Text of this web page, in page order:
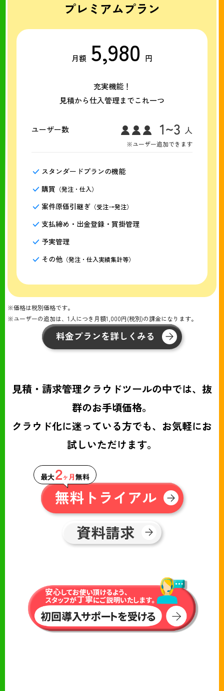
プレミアムプラン
月額 5,980 円
充実機能！
見積から仕入管理までこれ一つ
ユーザー数
※ユーザー追加できます
スタンダードプランの機能
購買 （発注・仕入）
案件原価引継ぎ （受注→発注）
支払締め・出金登録・買掛管理
予実管理
その他 （発注・仕入実績集計等）
※価格は税別価格です。
※ユーザーの追加は、1人につき月額1,000円(税別)の課金になります。
料金プランを詳しくみる
見積・請求管理クラウドツールの中では、抜
群のお手頃価格。
クラウド化に迷っている方でも、お気軽にお
試しいただけます。
最大２ヶ月無料
無料トライアル
資料請求